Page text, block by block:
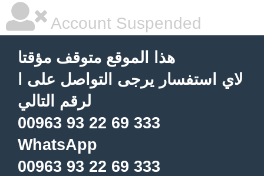
Account Suspended
هذا الموقع متوقف مؤقتا
لاي استفسار يرجى التواصل على ا
لرقم التالي
00963 93 22 69 333
WhatsApp
00963 93 22 69 333